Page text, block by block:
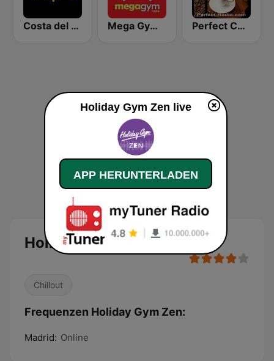
Costa del Mar Chillout Mega Gym Radio Perfect Coffeemusic
Holiday Gym Zen
Chillout
Frequenzen Holiday Gym Zen:
Madrid: Online
Holiday Gym Zen live
APP HERUNTERLADEN